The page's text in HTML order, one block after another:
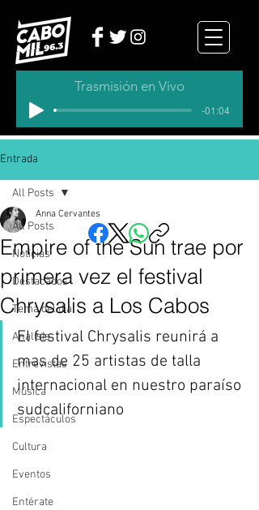
Trasmisión en Vivo
-01:04
Entrada
All Posts
Noticias
Destacados
Tema del dia
Analisis
Entrevistas
Música
Espectáculos
Cultura
Eventos
Entérate
All Posts
Empire of the Sun trae por
primera vez el festival
Chrysalis a Los Cabos
Anna Cervantes
El festival Chrysalis reunirá a
mas de 25 artistas de talla
internacional en nuestro paraíso
sudcaliforniano